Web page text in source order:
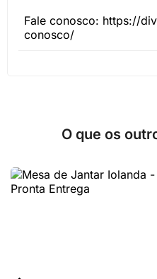
Fale conosco: https://
conosco/
O que os